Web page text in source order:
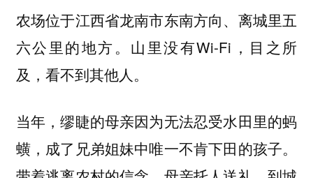
农场位于江西省龙南市东南方向、离城里五
六公里的地方。山里没有Wi-Fi，目之所
及，看不到其他人。
当年，缪睫的母亲因为无法忍受水田里的蚂
蟥，成了兄弟姐妹中唯一不肯下田的孩子。